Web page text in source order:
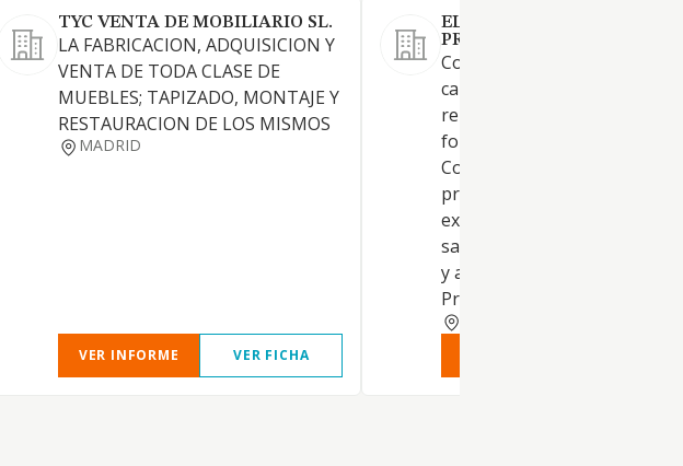
TYC VENTA DE MOBILIARIO SL.
LA FABRICACION, ADQUISICION Y
VENTA DE TODA CLASE DE
MUEBLES; TAPIZADO, MONTAJE Y
RESTAURACION DE LOS MISMOS
MADRID
VER INFORME VER FICHA
EL ALMACEN DEL
PROFESIONAL SL.
Comercio al menor online y
call-center de productos
relacionados con la
fontanería, ferretería y
Comercio al por menor de
productos no perecederos
excluyendo alimentación y
sanitarios. Comercio al por
y al por menor de tejidos y
Prestación de servicios.